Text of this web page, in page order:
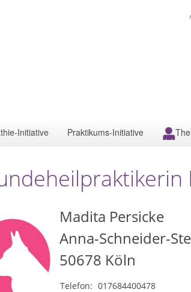
Initiative Praktikums-Initiative
Madita Persicke
Anna-Schneider-
50678 Köln
Telefon: 017684400478